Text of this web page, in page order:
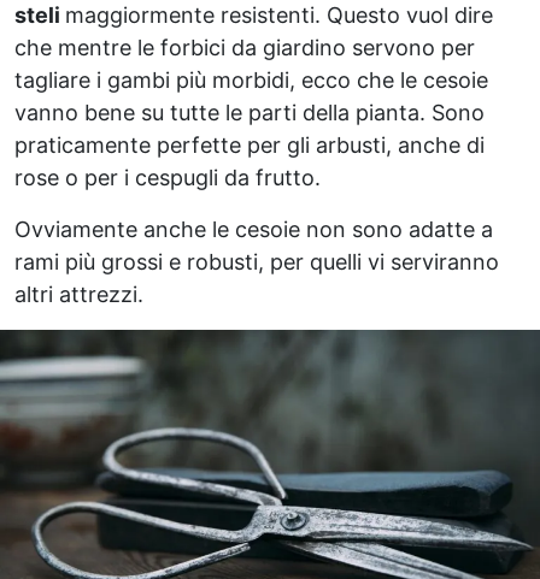
steli maggiormente resistenti. Questo vuol dire
che mentre le forbici da giardino servono per
tagliare i gambi più morbidi, ecco che le cesoie
vanno bene su tutte le parti della pianta. Sono
praticamente perfette per gli arbusti, anche di
rose o per i cespugli da frutto.
Ovviamente anche le cesoie non sono adatte a
rami più grossi e robusti, per quelli vi serviranno
altri attrezzi.